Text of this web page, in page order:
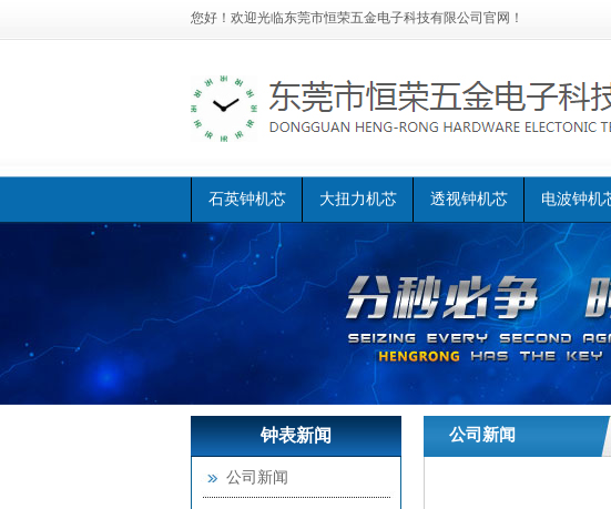
您好！欢迎光临东莞市恒荣五金电子科技有限公司官网！
石英钟机芯 大扭力机芯 透视钟机芯 电波钟机
钟表新闻
恒荣首页 >> 公司新闻
恒荣钟表接啦！
公司新闻